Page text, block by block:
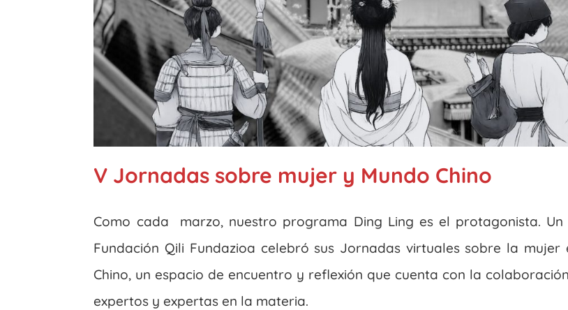
V Jornadas sobre mujer y Mundo Chino
Como cada marzo, nuestro programa Ding Ling es el protagonista. Un
Fundación Qili Fundazioa celebró sus Jornadas virtuales sobre la mujer
Chino, un espacio de encuentro y reflexión que cuenta con la
expertos y expertas en la materia.